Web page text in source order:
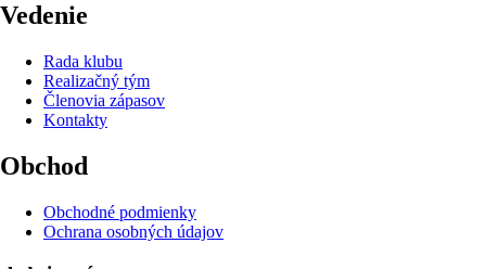
Vedenie
Rada klubu
Realizačný tým
Členovia zápasov
Kontakty
Obchod
Obchodné podmienky
Ochrana osobných údajov